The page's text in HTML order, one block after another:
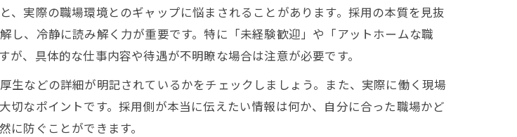
で分解する採用判断のポイント
法と知識で見極める採用基準
と正社員の違いを見極める
い求人の選び方と知識活用法
実際の職場環境とのギャップに悩まされることがあります。採用の本質を見抜
し、冷静に読み解く力が重要です。特に「未経験歓迎」や「アットホームな職
、具体的な仕事内容や待遇が不明瞭な場合は注意が必要です。
などの詳細が明記されているかをチェックしましょう。また、実際に働く現場
なポイントです。採用側が本当に伝えたい情報は何か、自分に合った職場かど
防ぐことができます。